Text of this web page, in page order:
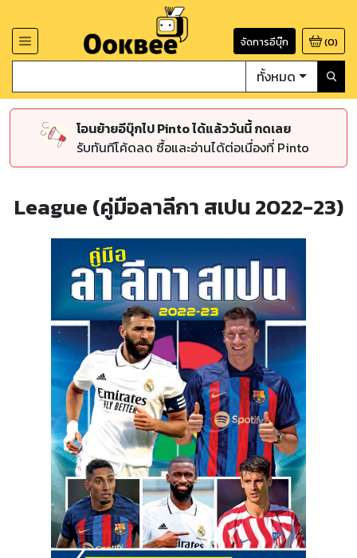
จัดการอีบุ๊ก (0)
ทั้งหมด
โอนย้ายอีบุ๊กไป Pinto ได้แล้ววันนี้ กดเลย
รับทันทีโค้ดลด ซื้อและอ่านได้ต่อเนื่องที่ Pinto
League (คู่มือลาลีกา สเปน 2022-23)